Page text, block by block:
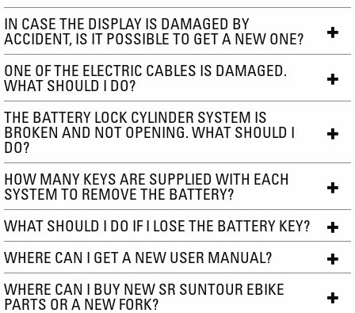
IN CASE THE DISPLAY IS DAMAGED BY
ACCIDENT, IS IT POSSIBLE TO GET A NEW ONE?
ONE OF THE ELECTRIC CABLES IS DAMAGED.
WHAT SHOULD I DO?
THE BATTERY LOCK CYLINDER SYSTEM IS
BROKEN AND NOT OPENING. WHAT SHOULD I
DO?
HOW MANY KEYS ARE SUPPLIED WITH EACH
SYSTEM TO REMOVE THE BATTERY?
WHAT SHOULD I DO IF I LOSE THE BATTERY KEY?
WHERE CAN I GET A NEW USER MANUAL?
WHERE CAN I BUY NEW SR SUNTOUR EBIKE
PARTS OR A NEW FORK?